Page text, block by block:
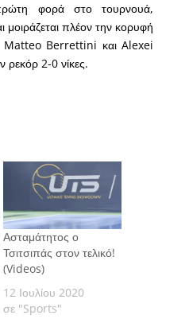
φορά στο τουρνουά,
μοιράζεται πλέον την κορυφή
Matteo Berrettini και Alexei
2-0 νίκες.
Ασταμάτητος ο
Τσιτσιπάς στον τελικό!
(Videos)
12 Ιουλίου 2020
σε "Sports"